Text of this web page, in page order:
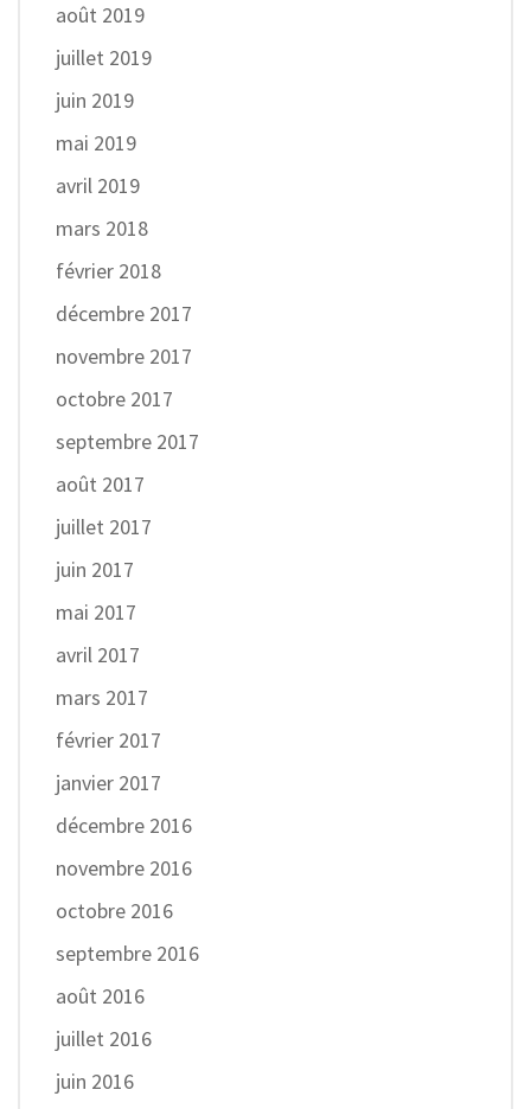
août 2019
juillet 2019
juin 2019
mai 2019
avril 2019
mars 2018
février 2018
décembre 2017
novembre 2017
octobre 2017
septembre 2017
août 2017
juillet 2017
juin 2017
mai 2017
avril 2017
mars 2017
février 2017
janvier 2017
décembre 2016
novembre 2016
octobre 2016
septembre 2016
août 2016
juillet 2016
juin 2016